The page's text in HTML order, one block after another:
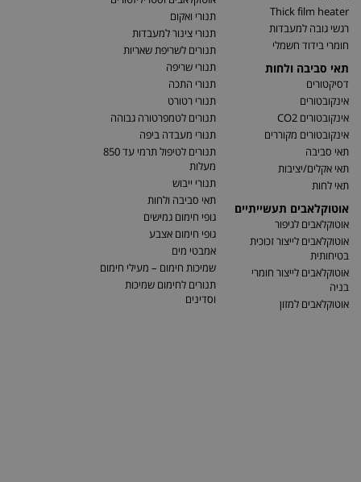
Thick film heater
רגשי גובה למעבדות
חומרי בידוד חשמלי
תאי סביבה ולחות
דסיקטורים
אינקובטורים
אינקובטורים CO2
אינקובטורים מקוררים
תאי סביבה
תאי אקלים/יציבות
תאי לחות
אוטוקלאבים תעשייתיים
אוטוקלאבים לגיפור
אוטוקלאבים לייצור זכוכית
בטיחותית
אוטוקלאבים לייצור חומרי
בניה
אוטוקלאבים למזון
תנורי ואקום
תנורי צינור למעבדות
תנורים לשריפת שאריות
תנורי שריפה
תנורי התכה
תנורי רטורט
תנורים לטמפרטורה גבוהה
תנורי מעבדה ביפה
תנורים לטיפול תרמי עד 850
מעלות
תנורי ייבוש
תאי סביבה ולחות
גופי חימום גמישים
גופי חימום אצבע
אמבטי מים
שמיכות חימום – מעילי חימום
תנורים לחימום שמיכות
וסדינים